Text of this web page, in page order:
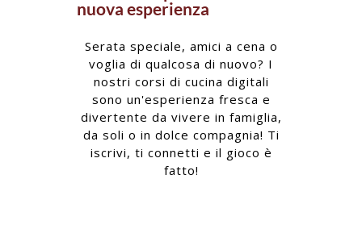
nuova esperienza
Serata speciale, amici a cena o
voglia di qualcosa di nuovo? I
nostri corsi di cucina digitali
sono un'esperienza fresca e
divertente da vivere in famiglia,
da soli o in dolce compagnia! Ti
iscrivi, ti connetti e il gioco è
fatto!